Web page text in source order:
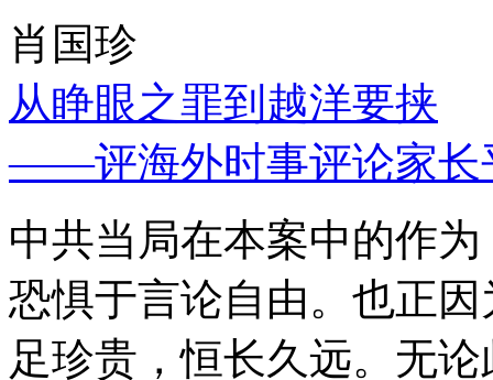
肖国珍
从睁眼之罪到越洋要挟
——评海外时事评论家长
中共当局在本案中的作
恐惧于言论自由。也正
足珍贵，恒长久远。无